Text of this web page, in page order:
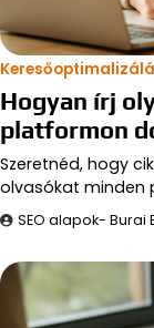
Hogyan írj
platformon
Szeretnéd, hogy
olvasókat minden
SEO alapok- Burai